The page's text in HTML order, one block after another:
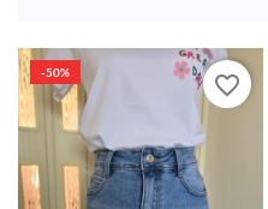
-50% favorite_border